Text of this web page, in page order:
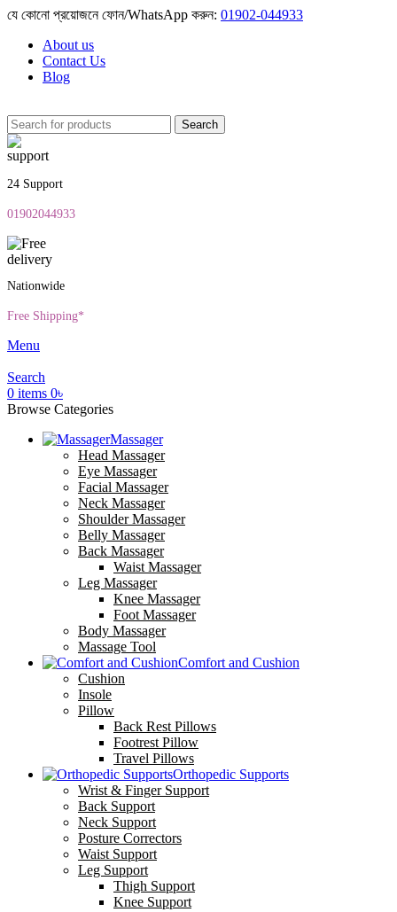
যে কোনো প্রয়োজনে ফোন/WhatsApp করুন: 01902-044933
About us
Contact Us
Blog
Search
24 Support
01902044933
Nationwide
Free Shipping*
Menu
Search
0 items 0৳
Browse Categories
Massager
Head Massager
Eye Massager
Facial Massager
Neck Massager
Shoulder Massager
Belly Massager
Back Massager
Waist Massager
Leg Massager
Knee Massager
Foot Massager
Body Massager
Massage Tool
Comfort and Cushion
Cushion
Insole
Pillow
Back Rest Pillows
Footrest Pillow
Travel Pillows
Orthopedic Supports
Wrist & Finger Support
Back Support
Neck Support
Posture Correctors
Waist Support
Leg Support
Thigh Support
Knee Support